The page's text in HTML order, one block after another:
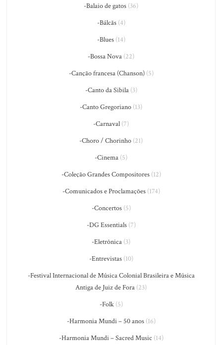
-Balaio de gatos (36)
-Bálcãs(4)
-Blues(14)
-Bossa Nova (22)
-Canção francesa (Chanson)(5)
-Canto da Sibila(3)
-Canto Gregoriano (13)
-Carnaval (7)
-Choro / Chorinho (21)
-Cinema (5)
-Coleção Grandes Compositores(12)
-Comunicados e Proclamações(174)
-Concertos(5)
-DG Essentials(7)
-Eletrônica (3)
-Entrevistas(10)
-Festival Internacional de Música Colonial Brasileira e Música
Antiga de Juiz de Fora (23)
-Folk(5)
-Harmonia Mundi – 50 anos(16)
-Harmonia Mundi – Sacred Music (14)